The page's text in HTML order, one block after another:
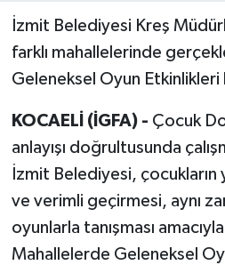
İzmit Belediyesi Kreş
farklı mahallelerinde
Geleneksel Oyun Etkinlikleri
KOCAELİ (İGFA) - Çocuk
anlayışı doğrultusunda
İzmit Belediyesi,
ve verimli geçirmesi, aynı
oyunlarla tanışması
Mahallelerde Geleneksel